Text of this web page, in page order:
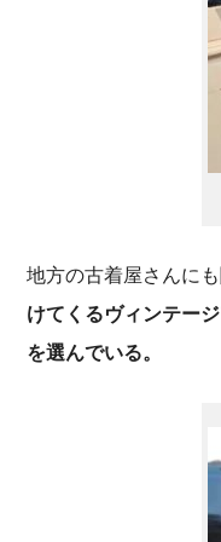
地方の古着屋さんに
けてくるヴィンテー
を選んでいる。